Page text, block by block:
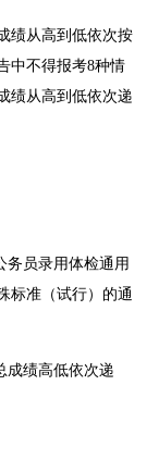
绩从高到低依次按
中不得报考8种情
绩从高到低依次递
务员录用体检通用
标准（试行）的通
成绩高低依次递